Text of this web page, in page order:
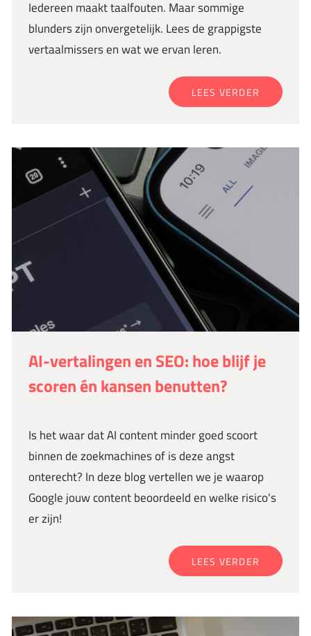
Iedereen maakt taalfouten. Maar sommige
blunders zijn onvergetelijk. Lees de grappigste
vertaalmissers en wat we ervan leren.
LEES VERDER
AI-vertalingen en SEO: hoe blijf je
scoren én kansen benutten?
Is het waar dat AI content minder goed scoort
binnen de zoekmachines of is deze angst
onterecht? In deze blog vertellen we je waarop
Google jouw content beoordeeld en welke risico's
er zijn!
LEES VERDER